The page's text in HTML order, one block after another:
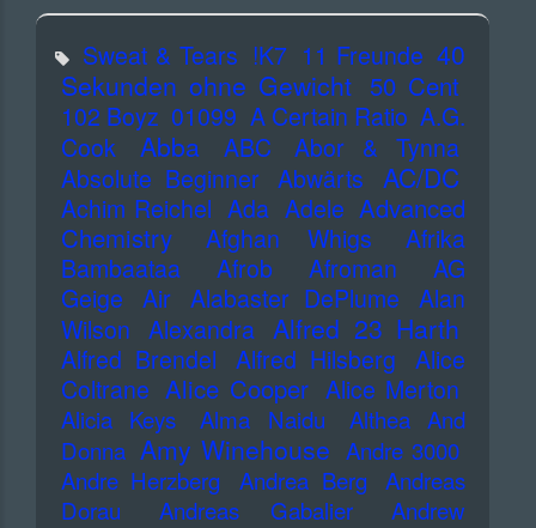
Sweat & Tears !K7 11 Freunde 40
Sekunden ohne Gewicht 50 Cent
102 Boyz 01099 A Certain Ratio A.G.
Cook
Abba ABC
Abor & Tynna
Absolute Beginner Abwärts AC/DC
Achim Reichel Ada Adele Advanced
Chemistry
Afghan Whigs
Afrika
Bambaataa
Afrob Afroman
AG
Geige
Air Alabaster DePlume
Alan
Wilson Alexandra Alfred 23 Harth
Alfred Brendel Alfred Hilsberg
Alice
Coltrane Alice Cooper Alice Merton
Alicia Keys Alma Naidu
Althea And
Donna Amy Winehouse Andre 3000
Andre Herzberg
Andrea Berg
Andreas
Dorau
Andreas Gabalier
Andrew